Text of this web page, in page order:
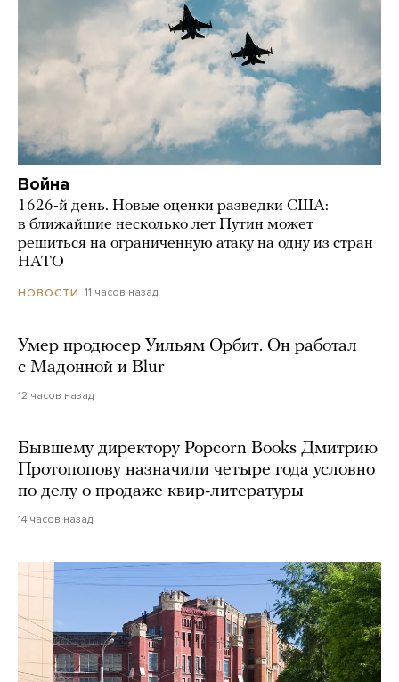
Война
1626-й день. Новые оценки разведки США:
в ближайшие несколько лет Путин может
решиться на ограниченную атаку на одну из стран
НАТО
НОВОСТИ 11 часов назад
Умер продюсер Уильям Орбит. Он работал
с Мадонной и Blur
12 часов назад
Бывшему директору Popcorn Books Дмитрию
Протопопову назначили четыре года условно
по делу о продаже квир-литературы
14 часов назад